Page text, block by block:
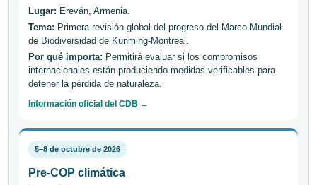
Lugar: Ereván, Armenia.
Tema: Primera revisión global del progreso del Marco Mundial
de Biodiversidad de Kunming-Montreal.
Por qué importa: Permitirá evaluar si los compromisos
internacionales están produciendo medidas verificables para
detener la pérdida de naturaleza.
Información oficial del CDB →
5–8 de octubre de 2026
Pre-COP climática